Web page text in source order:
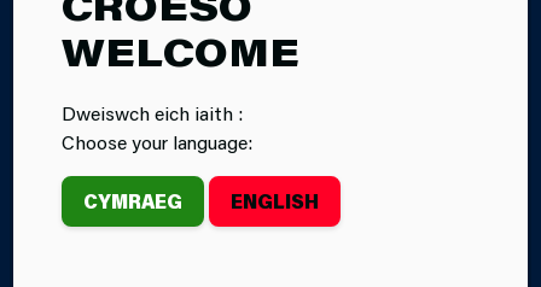
WELCOME
Dweiswch eich iaith :
Choose your language:
CYMRAEG ENGLISH
A DIOGELWCH Y
CYHOEDD